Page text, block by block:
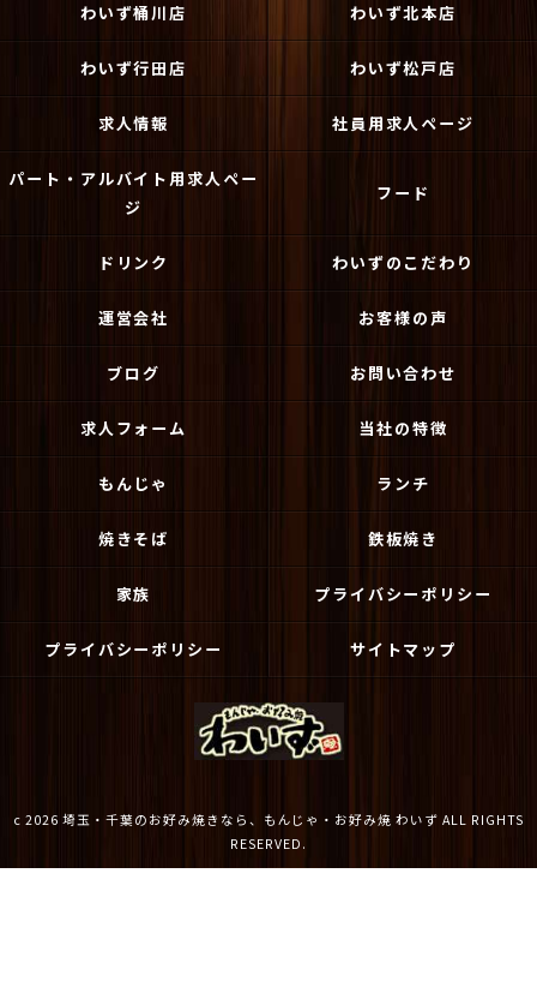
わいず桶川店 わいず北本店
わいず行田店 わいず松戸店
求人情報 社員用求人ページ
パート・アルバイト用求人ペー
ジ
フード
ドリンク わいずのこだわり
運営会社 お客様の声
ブログ お問い合わせ
求人フォーム 当社の特徴
もんじゃ ランチ
焼きそば 鉄板焼き
家族 プライバシーポリシー
プライバシーポリシー サイトマップ
c 2026 埼玉・千葉のお好み焼きなら、もんじゃ・お好み焼 わいず ALL RIGHTS
RESERVED.